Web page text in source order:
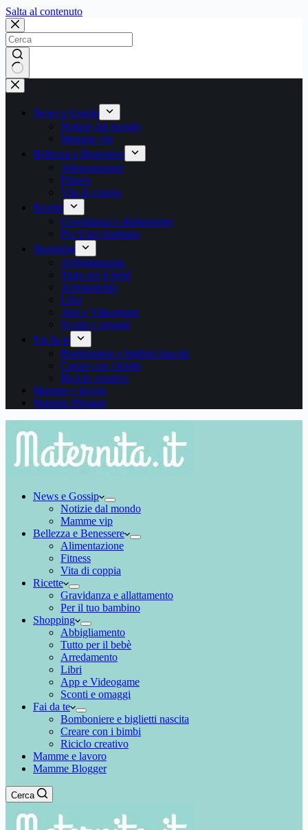
Salta al contenutoSalta
contenuto
Nessun
risultato
News e Gossip
Notizie dal mondo
Mamme vip
Bellezza e Benessere
Alimentazione
Fitness
Vita di coppia
Ricette
Gravidanza e allattamento
Per il tuo bambino
Shopping
Abbigliamento
Tutto per il bebè
Arredamento
Libri
App e Videogame
Sconti e omaggi
Fai da te
Bomboniere e biglietti nascita
Creare con i bimbi
Riciclo creativo
Mamme e lavoro
Mamme Blogger
News e Gossip
Notizie dal mondo
Mamme vip
Bellezza e Benessere
Alimentazione
Fitness
Vita di coppia
Ricette
Gravidanza e allattamento
Per il tuo bambino
Shopping
Abbigliamento
Tutto per il bebè
Arredamento
Libri
App e Videogame
Sconti e omaggi
Fai da te
Bomboniere e biglietti nascita
Creare con i bimbi
Riciclo creativo
Mamme e lavoro
Mamme Blogger
Cerca